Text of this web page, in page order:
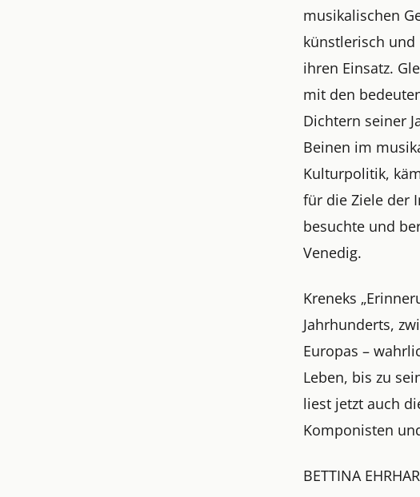
musikalischen
künstlerisch
ihren Einsatz.
mit den
Dichtern seiner
Beinen im
Kulturpolitik,
für die Ziele der
besuchte und
Venedig.
Kreneks
Jahrhunderts,
Europas –
Leben, bis zu
liest jetzt auch
Komponisten
BETTINA